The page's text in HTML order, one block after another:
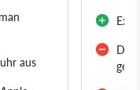
aus
Die